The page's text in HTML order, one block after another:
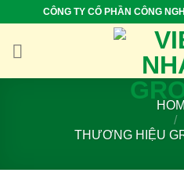
content
CÔNG TY CỔ PHẦN CÔNG
/
THƯƠNG HIỆU